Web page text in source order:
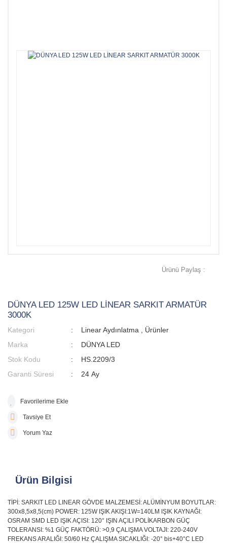
Ürünü Paylaş :
DÜNYA LED 125W LED LİNEAR SARKIT ARMATÜR
3000K
Kategori Linear Aydınlatma
Ürünler
Marka
DÜNYA LED
Stok Kodu
HS.2209/3
Garanti Süresi
24 Ay
Tavsiye Et
Yorum Yaz
Ürün Bilgisi
TİPİ: SARKIT LED LINEAR GÖVDE MALZEMESİ: ALÜMİNYUM BOYUTLAR:
300x8,5x8,5(cm) POWER: 125W IŞIK AKIŞI:1W=140LM IŞIK KAYNAĞI:
OSRAM SMD LED IŞIK AÇISI: 120° IŞIN AÇILI POLİKARBON GÜÇ
TOLERANSI: %1 GÜÇ FAKTÖRÜ: >0,9 ÇALIŞMA VOLTAJI: 220-240V
FREKANS ARALIĞI: 50/60 Hz ÇALIŞMA SICAKLIĞI: -20° bis+40°C LED